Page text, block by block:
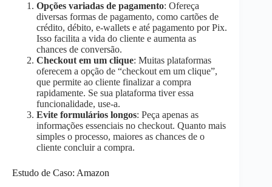
Opções variadas de pagamento: Ofereça
diversas formas de pagamento, como cartões de
crédito, débito, e-wallets e até pagamento por Pix.
Isso facilita a vida do cliente e aumenta as
chances de conversão.
Checkout em um clique: Muitas plataformas
oferecem a opção de “checkout em um clique”,
que permite ao cliente finalizar a compra
rapidamente. Se sua plataforma tiver essa
funcionalidade, use-a.
Evite formulários longos: Peça apenas as
informações essenciais no checkout. Quanto mais
simples o processo, maiores as chances de o
cliente concluir a compra.
Estudo de Caso: Amazon